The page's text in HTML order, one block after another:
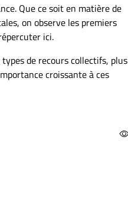
Que ce soit en matière de
on observe les premiers
ici.
de recours collectifs, plus
croissante à ces